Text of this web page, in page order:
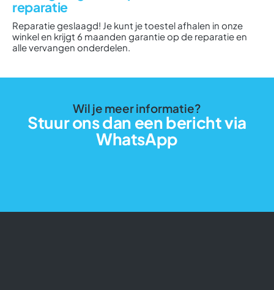
reparatie
Reparatie geslaagd! Je kunt je toestel afhalen in onze
winkel en krijgt 6 maanden garantie op de reparatie en
alle vervangen onderdelen.
Wil je meer informatie?
Stuur ons dan een bericht via
WhatsApp